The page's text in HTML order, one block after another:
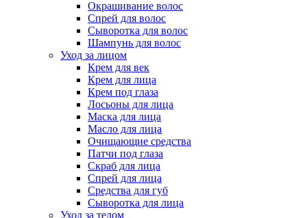
Окрашивание волос
Спрей для волос
Сыворотка для волос
Шампунь для волос
Уход за лицом
Крем для век
Крем для лица
Крем под глаза
Лосьоны для лица
Маска для лица
Масло для лица
Очищающие средства
Патчи под глаза
Скраб для лица
Спрей для лица
Средства для губ
Сыворотка для лица
Уход за телом